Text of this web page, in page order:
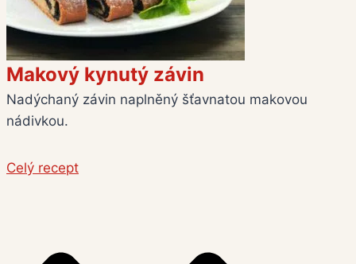
Makový kynutý závin
Nadýchaný závin naplněný šťavnatou makovou
nádivkou.
Celý recept